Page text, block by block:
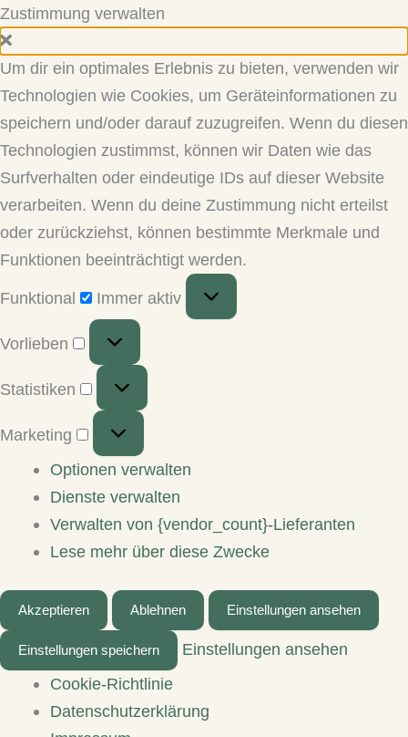
Zustimmung verwalten
Um dir ein optimales Erlebnis zu bieten, verwenden wir
Technologien wie Cookies, um Geräteinformationen zu
speichern und/oder darauf zuzugreifen. Wenn du diesen
Technologien zustimmst, können wir Daten wie das
Surfverhalten oder eindeutige IDs auf dieser Website
verarbeiten. Wenn du deine Zustimmung nicht erteilst
oder zurückziehst, können bestimmte Merkmale und
Funktionen beeinträchtigt werden.
Funktional
Immer aktiv
Vorlieben
Vorlieben
Statistiken
Statistiken
Marketing
Marketing
Optionen verwalten
Dienste verwalten
Verwalten von {vendor_count}-Lieferanten
Lese mehr über diese Zwecke
Akzeptieren Ablehnen Einstellungen ansehen
Einstellungen speichern
Einstellungen ansehen
Cookie-Richtlinie
Datenschutzerklärung